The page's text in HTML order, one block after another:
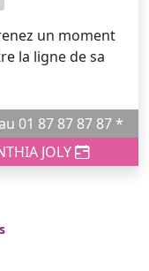
un moment
la ligne de sa
Prendre RDV avec SYNTHIA JOLY au 01 87 87 87 87 *
JOLY